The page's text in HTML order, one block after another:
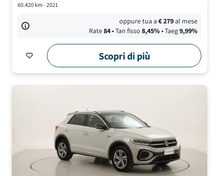
60.420km - 2021
oppure tua a€279al mese
Rate84• Tan fisso 8,45%• Taeg9,99%
Scopri di più